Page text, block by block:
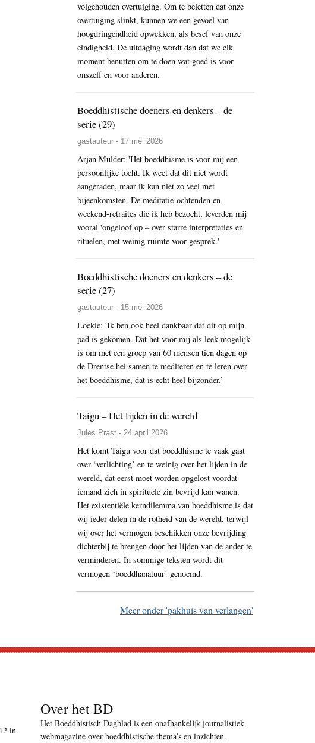
volgehouden overtuiging. Om te beletten dat onze
overtuiging slinkt, kunnen we een gevoel van
hoogdringendheid opwekken, als besef van onze
eindigheid. De uitdaging wordt dan dat we elk
moment benutten om te doen wat goed is voor
onszelf en voor anderen.
Boeddhistische doeners en denkers – de
serie (29)
gastauteur - 17 mei 2026
Arjan Mulder: 'Het boeddhisme is voor mij een
persoonlijke tocht. Ik weet dat dit niet wordt
aangeraden, maar ik kan niet zo veel met
bijeenkomsten. De meditatie-ochtenden en
weekend-retraites die ik heb bezocht, leverden mij
vooral 'ongeloof op – over starre interpretaties en
rituelen, met weinig ruimte voor gesprek.'
Boeddhistische doeners en denkers – de
serie (27)
gastauteur - 15 mei 2026
Loekie: 'Ik ben ook heel dankbaar dat dit op mijn
pad is gekomen. Dat het voor mij als leek mogelijk
is om met een groep van 60 mensen tien dagen op
de Drentse hei samen te mediteren en te leren over
het boeddhisme, dat is echt heel bijzonder.’
Taigu – Het lijden in de wereld
Jules Prast - 24 april 2026
Het komt Taigu voor dat boeddhisme te vaak gaat
over ‘verlichting’ en te weinig over het lijden in de
wereld, dat eerst moet worden opgelost voordat
iemand zich in spirituele zin bevrijd kan wanen.
Het existentiële kerndilemma van boeddhisme is dat
wij ieder delen in de rotheid van de wereld, terwijl
wij over het vermogen beschikken onze bevrijding
dichterbij te brengen door het lijden van de ander te
verminderen. In sommige teksten wordt dit
vermogen ‘boeddhanatuur’ genoemd.
Meer onder 'pakhuis van verlangen'
in
Over het BD
Het Boeddhistisch Dagblad is een onafhankelijk journalistiek
webmagazine over boeddhistische thema’s en inzichten.